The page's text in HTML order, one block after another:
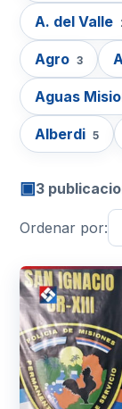
A. del Valle
Agro 3
Aguas
Alberdi 5
▣3
Ordenar por: